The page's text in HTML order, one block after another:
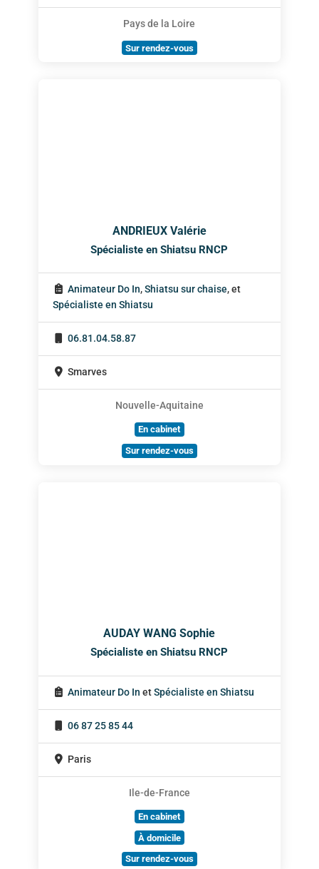
Pays de la Loire
Sur rendez-vous
ANDRIEUX Valérie
Spécialiste en Shiatsu RNCP
Animateur Do In,Shiatsu sur chaise, et
Spécialiste en Shiatsu
06.81.04.58.87
Smarves
Nouvelle-Aquitaine
En cabinet
Sur rendez-vous
AUDAY WANG Sophie
Spécialiste en Shiatsu RNCP
Animateur Do In etSpécialiste en Shiatsu
06 87 25 85 44
Paris
Ile-de-France
En cabinet
À domicile
Sur rendez-vous